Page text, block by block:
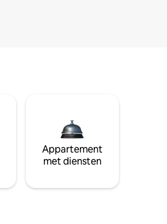
Appartement
met diensten